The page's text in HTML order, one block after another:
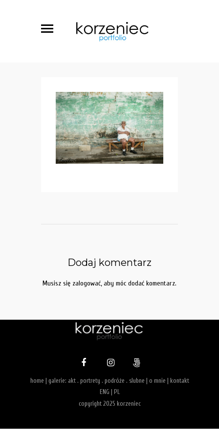
Dodaj komentarz
Musisz się zalogować, aby móc dodać komentarz.
home | galerie: akt. portrety . podróże . slubne o mnie
kontakt
ENG
PL
copyright 2025 korzeniec